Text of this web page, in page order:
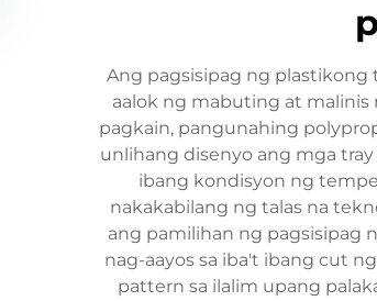
Ang pagsisipag ng plastikong
aalok ng mabuting at malinis
pagkain, pangunahing
unlihang disenyo ang mga
ibang kondisyon ng
nakakabilang ng talas na
ang pamilihan ng pagsisipag
nag-aayos sa iba't ibang cut
pattern sa ilalim upang